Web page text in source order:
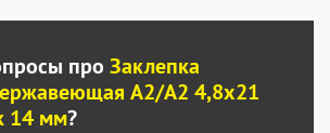
про Заклепка
A2/A2 4,8x21
14 мм?